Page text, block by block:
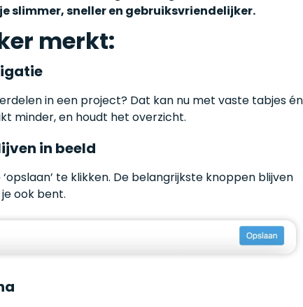
slimmer, sneller en gebruiksvriendelijker.
merkt:
in een project? Dat kan nu met vaste tabjes én
minder, en houdt het overzicht.
in beeld
te klikken. De belangrijkste knoppen blijven
ook bent.